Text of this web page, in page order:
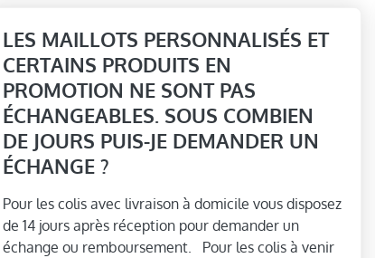
LES MAILLOTS PERSONNALISÉS ET
CERTAINS PRODUITS EN
PROMOTION NE SONT PAS
ÉCHANGEABLES. SOUS COMBIEN
DE JOURS PUIS-JE DEMANDER UN
ÉCHANGE ?
Pour les colis avec livraison à domicile vous disposez
de 14 jours après réception pour demander un
échange ou remboursement. Pour les colis à venir